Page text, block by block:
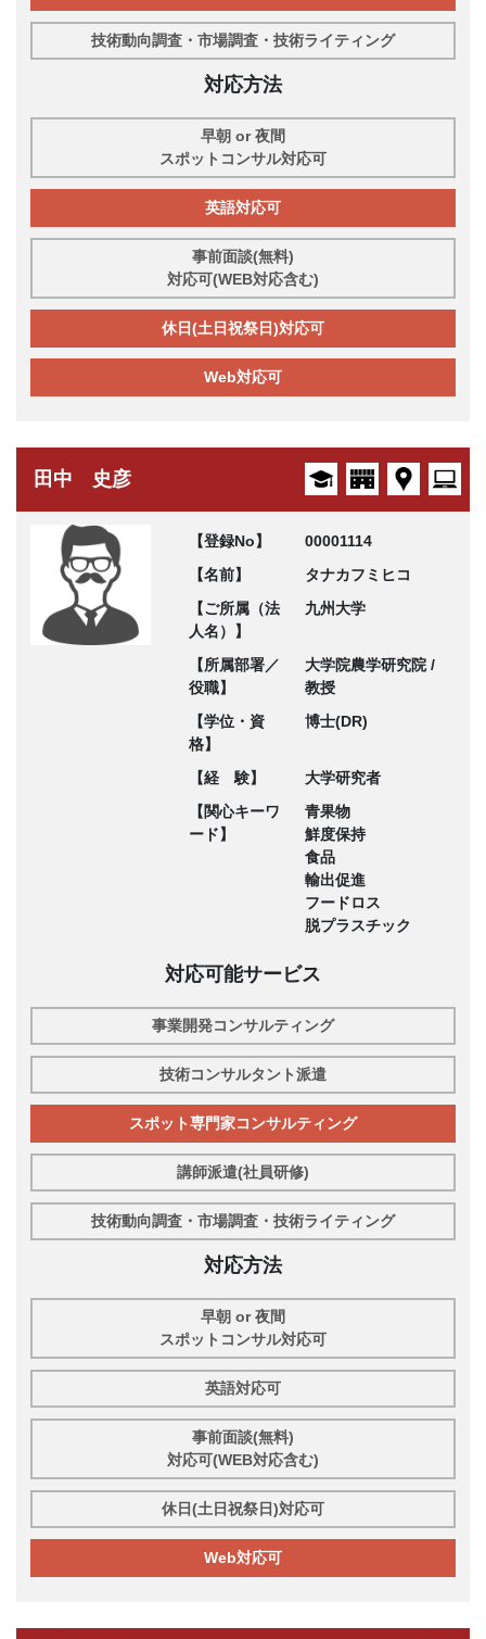
技術動向調査・市場調査・技術ライティング
対応方法
早朝 or 夜間
スポットコンサル対応可
英語対応可
事前面談(無料)
対応可(WEB対応含む)
休日(土日祝祭日)対応可
Web対応可
田中 史彦
【登録No】
00001114
【名前】
タナカフミヒコ
【ご所属（法
人名）】
九州大学
【所属部署／
役職】
大学院農学研究院 /
教授
【学位・資
格】
博士(DR)
【経 験】
大学研究者
【関心キーワ
ード】
青果物
鮮度保持
食品
輸出促進
フードロス
脱プラスチック
対応可能サービス
事業開発コンサルティング
技術コンサルタント派遣
スポット専門家コンサルティング
講師派遣(社員研修)
技術動向調査・市場調査・技術ライティング
対応方法
早朝 or 夜間
スポットコンサル対応可
英語対応可
事前面談(無料)
対応可(WEB対応含む)
休日(土日祝祭日)対応可
Web対応可